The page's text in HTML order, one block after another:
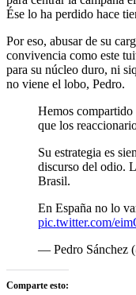
Ése lo ha perdido hace
Por eso, abusar de su
convivencia como este
para su núcleo duro, ni
no viene el lobo, Pedro.
Hemos compartido
que los
Su estrategia es
discurso del odio.
Brasil.
En España no lo
pic.twitter.com/
— Pedro Sánchez
Comparte esto: